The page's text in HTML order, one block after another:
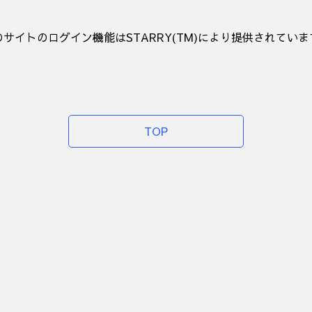
サイトのログイン機能はSTARRY(TM)により提供されていま
TOP